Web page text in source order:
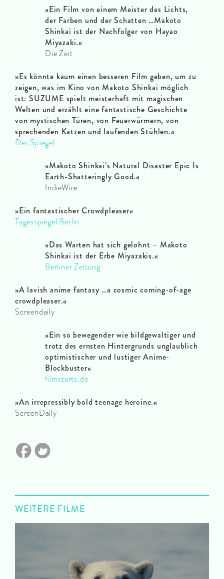
»Ein Film von einem Meister des Lichts,
der Farben und der Schatten …Makoto
Shinkai ist der Nachfolger von Hayao
Miyazaki.«
Die Zeit
»Es könnte kaum einen besseren Film geben, um zu
zeigen, was im Kino von Makoto Shinkai möglich
ist: SUZUME spielt meisterhaft mit magischen
Welten und erzählt eine fantastische Geschichte
von mystischen Türen, von Feuerwürmern, von
sprechenden Katzen und laufenden Stühlen.«
Der Spiegel
»Makoto Shinkai’s Natural Disaster Epic Is
Earth-Shatteringly Good.«
IndieWire
»Ein fantastischer Crowdpleaser«
Tagesspiegel Berlin
»Das Warten hat sich gelohnt – Makoto
Shinkai ist der Erbe Miyazakis.«
Berliner Zeitung
»A lavish anime fantasy …a cosmic coming-of-age
crowdpleaser.«
Screendaily
»Ein so bewegender wie bildgewaltiger und
trotz des ernsten Hintergrunds unglaublich
optimistischer und lustiger Anime-
Blockbuster«
filmstarts.de
»An irrepressibly bold teenage heroine.«
ScreenDaily
WEITERE FILME